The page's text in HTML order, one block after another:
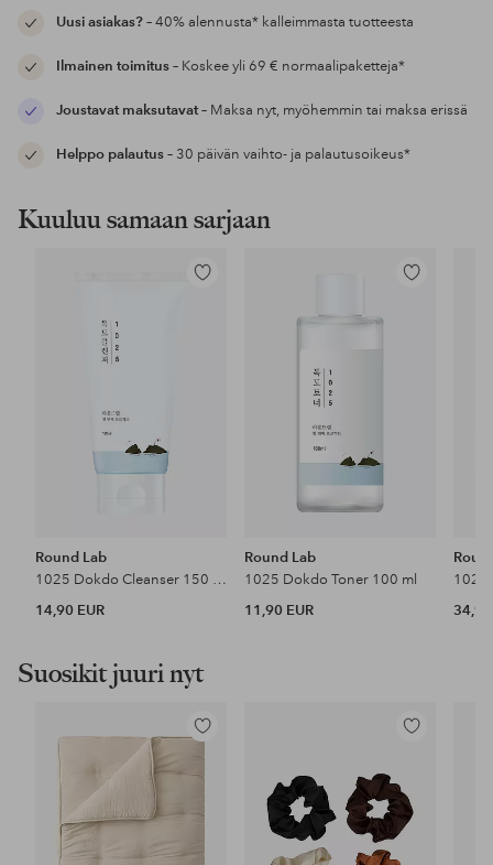
Uusi asiakas?– 40% alennusta* kalleimmasta tuotteesta
Ilmainen toimitus– Koskee yli 69 € normaalipaketteja*
Joustavat maksutavat– Maksa nyt, myöhemmin tai maksa erissä
Helppo palautus– 30 päivän vaihto- ja palautusoikeus*
Kuuluu samaan sarjaan
Lisää
Round Lab
1025 Dokdo Cleanser 150 ml
14,90 EUR
Lisää
Round Lab
1025 Dokdo Toner 100 ml
11,90 EUR
34,90
Suosikit juuri nyt
Lisää
Lisää